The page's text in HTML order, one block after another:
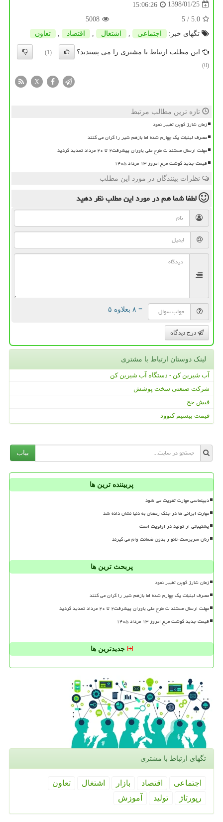
1398/01/25
15:06:26
5.0
/ 5
5008
تگهای خبر:
اجتماعی , اشتغال , اقتصاد , تعاون
این مطلب ارتباط با مشتری را می پسندید؟
(1)
(0)
X
تازه ترین مطالب مرتبط
زمان شارژ کوپن تغییر نمود
مصرف لبنیات یک چهارم شده اما بازهم شیر را گران می کنند
مهلت ارسال مستندات طرح ملی یاوران پیشرفت۲ تا ۲۰ مرداد تمدید گردید
قیمت جدید گوشت مرغ امروز ۱۳ مرداد ۱۴۰۵
نظرات بینندگان در مورد این مطلب
لطفا شما همدر مورد این مطلبنظر دهید
= ۸ بعلاوه ۵
درج دیدگاه
لینک دوستان ارتباط با مشتری
آب شیرین کن - دستگاه آب شیرین کن
شرکت صنعتی سخت پوشش
فیش حج
قیمت بیسیم کنوود
بیاب
پربیننده ترین ها
دیپلماسی مهارت تقویت می شود
مهارت ایرانی ها در جنگ رمضان به دنیا نشان داده شد
پشتیبانی از تولید در اولویت است
زنان سرپرست خانوار بدون ضمانت وام می گیرند
پربحث ترین ها
زمان شارژ کوپن تغییر نمود
مصرف لبنیات یک چهارم شده اما بازهم شیر را گران می کنند
مهلت ارسال مستندات طرح ملی یاوران پیشرفت۲ تا ۲۰ مرداد تمدید گردید
قیمت جدید گوشت مرغ امروز ۱۳ مرداد ۱۴۰۵
جدیدترین ها
تگهای ارتباط با مشتری
اجتماعی اقتصاد بازار اشتغال
تعاون
رپورتاژ
تولید آموزش